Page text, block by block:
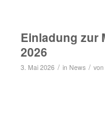
Einladung zur
2026
3. Mai 2026 / in News / von